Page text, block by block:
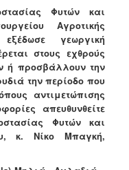
Φυτών και
Αγροτικής
γεωργική
στους εχθρούς
ή προσβάλλουν την
την περίοδο που
αντιμετώπισης
απευθυνθείτε
Φυτών και
κ. Νίκο Μπαγκή,